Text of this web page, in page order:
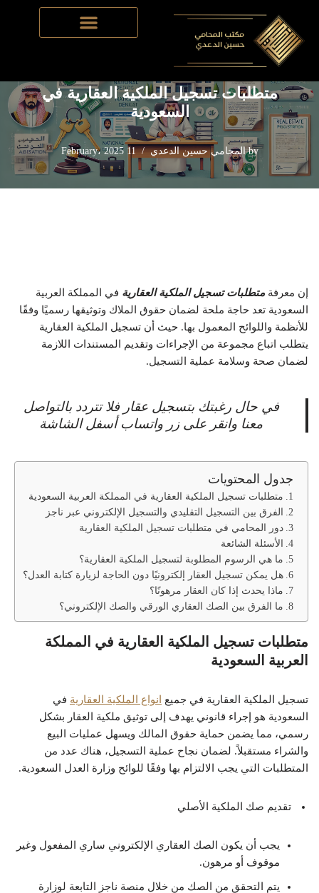
Skip
Home
-قانون الملكية العقارية
متطلبات تسجيل الملكية العقارية
متطلبات تسجيل الملكية العقارية في
السعودية
by المحامي حسين الدعدي 11 February، 2025
إن معرفة متطلبات تسجيل الملكية العقارية في المملكة العربية
السعودية تعد حاجة ملحة لضمان حقوق الملاك وتوثيقها رسميًا وفقًا
للأنظمة واللوائح المعمول بها. حيث أن تسجيل الملكية العقارية
يتطلب اتباع مجموعة من الإجراءات وتقديم المستندات اللازمة
لضمان صحة وسلامة عملية التسجيل.
في حال رغبتك بتسجيل عقار فلا تتردد بالتواصل
معنا وانقر على زر واتساب أسفل الشاشة
جدول المحتويات
متطلبات تسجيل الملكية العقارية في المملكة العربية السعودية
الفرق بين التسجيل التقليدي والتسجيل الإلكتروني عبر ناجز
دور المحامي في متطلبات تسجيل الملكية العقارية
الأسئلة الشائعة
ما هي الرسوم المطلوبة لتسجيل الملكية العقارية؟
هل يمكن تسجيل العقار إلكترونيًا دون الحاجة لزيارة كتابة العدل؟
ماذا يحدث إذا كان العقار مرهونًا؟
ما الفرق بين الصك العقاري الورقي والصك الإلكتروني؟
متطلبات تسجيل الملكية العقارية في المملكة
العربية السعودية
تسجيل الملكية العقارية في جميع انواع الملكية العقارية​​ في
السعودية هو إجراء قانوني يهدف إلى توثيق ملكية العقار بشكل
رسمي، مما يضمن حماية حقوق المالك ويسهل عمليات البيع
والشراء مستقبلاً. لضمان نجاح عملية التسجيل، هناك عدد من
المتطلبات التي يجب الالتزام بها وفقًا للوائح وزارة العدل السعودية.
تقديم صك الملكية الأصلي
يجب أن يكون الصك العقاري الإلكتروني ساري المفعول وغير
موقوف أو مرهون.
يتم التحقق من الصك من خلال منصة ناجز التابعة لوزارة